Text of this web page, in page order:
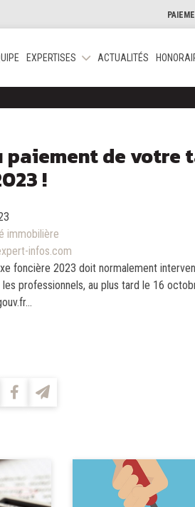
EXPERTISES ACTUALITÉS
paiement de votre
!
immobilière
infos.com
foncière 2023 doit normalement
professionnels, au plus tard le 16